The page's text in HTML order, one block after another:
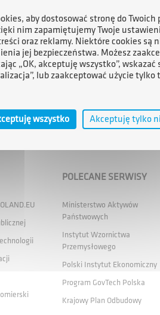
POLECANE SERWISY
Ministerstwo Aktywów
Państwowych
Instytut Wzornictwa
Przemysłowego
Polski Instytut Ekonomiczny
Program GovTech Polska
Krajowy Plan Odbudowy
aby dostosować stronę do
nim zapamiętujemy Twoje
oraz reklamy. Niektóre cookies są
jej bezpieczeństwa. Możesz
„OK, akceptuję wszystko”,
lub zaakceptować użycie
wszystko Akceptuję tylko